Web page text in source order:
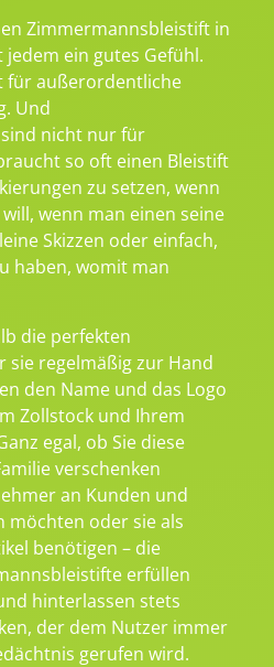
Zimmermannsbleistift in
ein gutes Gefühl.
für außerordentliche
Und
nicht nur für
so oft einen Bleistift
zu setzen, wenn
wenn man einen seine
Skizzen oder einfach,
haben, womit man
die perfekten
sie regelmäßig zur Hand
den Name und das Logo
Zollstock und Ihrem
egal, ob Sie diese
verschenken
an Kunden und
möchten oder sie als
benötigen – die
erfüllen
hinterlassen stets
der dem Nutzer immer
gerufen wird.